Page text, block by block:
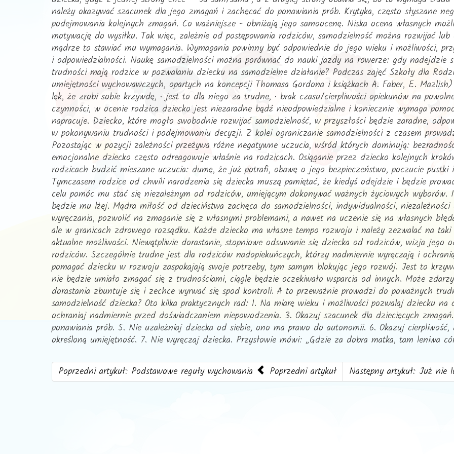
należy okazywać szacunek dla jego zmagań i zachęcać do ponawiania prób. Krytyka, często słyszane
podejmowania kolejnych zmagań. Co ważniejsze - obniżają jego samoocenę. Niska ocena własnych
motywację do wysiłku. Tak więc, zależnie od postępowania rodziców, samodzielność można rozwijać
mądrze to stawiać mu wymagania. Wymagania powinny być odpowiednie do jego wieku i możliwości,
i odpowiedzialności. Naukę samodzielności można porównać do nauki jazdy na rowerze: gdy nadejdzie
trudności mają rodzice w pozwalaniu dziecku na samodzielne działanie? Podczas zajęć Szkoły dla
umiejętności wychowawczych, opartych na koncepcji Thomasa Gordona i książkach A. Faber, E.
lęk, że zrobi sobie krzywdę, • jest to dla niego za trudne, • brak czasu/cierpliwości opiekunów na
czynności, w ocenie rodzica dziecko jest niezaradne bądź nieodpowiedzialne i koniecznie wymaga
napracuje. Dziecko, które mogło swobodnie rozwijać samodzielność, w przyszłości będzie zaradne,
w pokonywaniu trudności i podejmowaniu decyzji. Z kolei ograniczanie samodzielności z czasem
Pozostając w pozycji zależności przeżywa różne negatywne uczucia, wśród których dominują:
emocjonalne dziecko często odreagowuje właśnie na rodzicach. Osiąganie przez dziecko kolejnych
rodzicach budzić mieszane uczucia: dumę, że już potrafi, obawę o jego bezpieczeństwo, poczucie
Tymczasem rodzice od chwili narodzenia się dziecka muszą pamiętać, że kiedyś odejdzie i będzie
celu pomóc mu stać się niezależnym od rodziców, umiejącym dokonywać ważnych życiowych
będzie mu lżej. Mądra miłość od dzieciństwa zachęca do samodzielności, indywidualności,
wyręczania, pozwolić na zmaganie się z własnymi problemami, a nawet na uczenie się na własnych
ale w granicach zdrowego rozsądku. Każde dziecko ma własne tempo rozwoju i należy zezwalać na
aktualne możliwości. Niewątpliwie dorastanie, stopniowe odsuwanie się dziecka od rodziców, wizja
rodziców. Szczególnie trudne jest dla rodziców nadopiekuńczych, którzy nadmiernie wyręczają i
pomagać dziecku w rozwoju zaspokajają swoje potrzeby, tym samym blokując jego rozwój. Jest to
nie będzie umiało zmagać się z trudnościami, ciągle będzie oczekiwało wsparcia od innych. Może
dorastania zbuntuje się i zechce wyrwać się spod kontroli. A to przeważnie prowadzi do poważnych
samodzielność dziecka? Oto kilka praktycznych rad: 1. Na miarę wieku i możliwości pozwalaj dziecku
ochraniaj nadmiernie przed doświadczaniem niepowodzenia. 3. Okazuj szacunek dla dziecięcych
ponawiania prób. 5. Nie uzależniaj dziecka od siebie, ono ma prawo do autonomii. 6. Okazuj
określoną umiejętność. 7. Nie wyręczaj dziecka. Przysłowie mówi: „Gdzie za dobra matka, tam leniwa
Poprzedni artykuł: Podstawowe reguły wychowania Poprzedni artykuł Następny artykuł: Już nie